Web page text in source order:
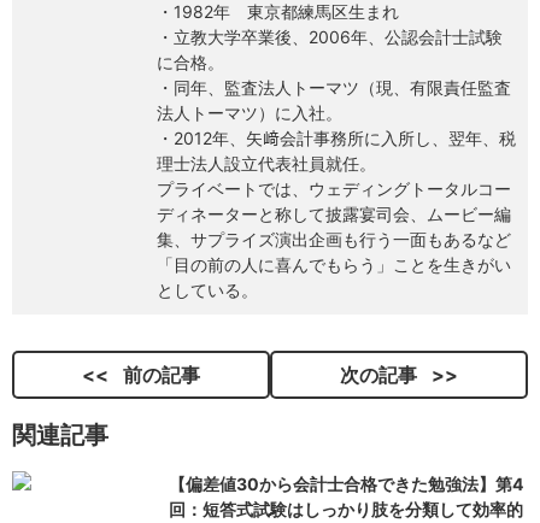
・1982年 東京都練馬区生まれ
・立教大学卒業後、2006年、公認会計士試験
に合格。
・同年、監査法人トーマツ（現、有限責任監査
法人トーマツ）に入社。
・2012年、矢﨑会計事務所に入所し、翌年、税
理士法人設立代表社員就任。
プライベートでは、ウェディングトータルコー
ディネーターと称して披露宴司会、ムービー編
集、サプライズ演出企画も行う一面もあるなど
「目の前の人に喜んでもらう」ことを生きがい
としている。
前の記事 次の記事
関連記事
【偏差値30から会計士合格できた勉強法】第4
回：短答式試験はしっかり肢を分類して効率的